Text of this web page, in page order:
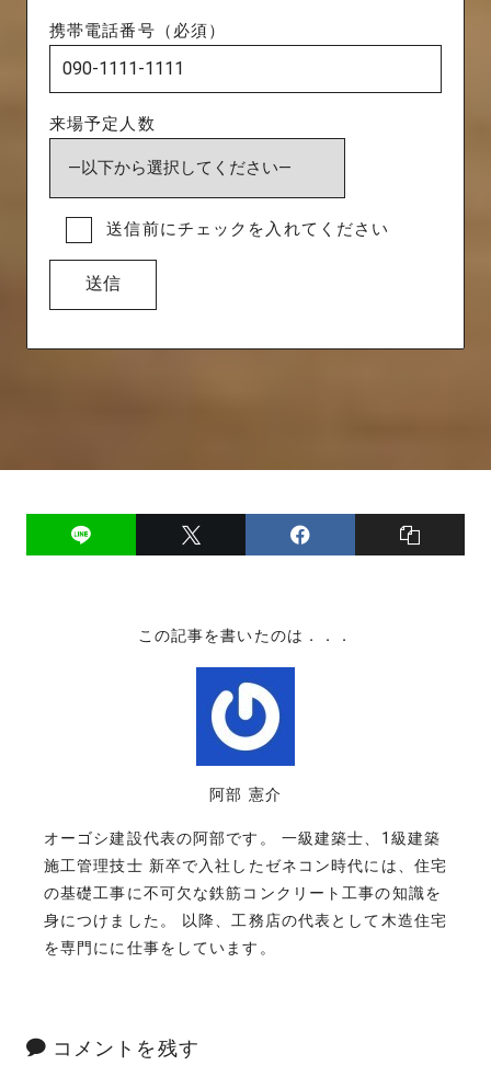
携帯電話番号（必須）
来場予定人数
送信前にチェックを入れてください
この記事を書いたのは．．．
阿部 憲介
オーゴシ建設代表の阿部です。 一級建築士、1級建築
施工管理技士 新卒で入社したゼネコン時代には、住宅
の基礎工事に不可欠な鉄筋コンクリート工事の知識を
身につけました。 以降、工務店の代表として木造住宅
を専門にに仕事をしています。
コメントを残す